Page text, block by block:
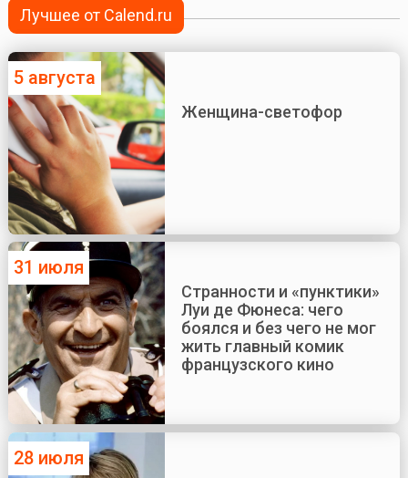
Лучшее от Calend.ru
5 августа
Женщина-светофор
31 июля
Странности и «пунктики»
Луи де Фюнеса: чего
боялся и без чего не мог
жить главный комик
французского кино
28 июля